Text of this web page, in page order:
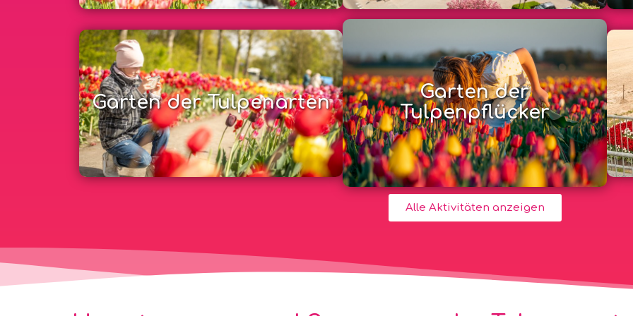
Garten der Tulpenarten
Garten der
Tulpenpflücker
Alle Aktivitäten anzeigen